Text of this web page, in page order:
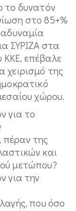
το δυνατόν
στο 85+%
ΣΥΡΙΖΑ στα
επέβαλε
χειρισμό της
χώρου.
για το
της
και
μετώπου?
για την
που όσο